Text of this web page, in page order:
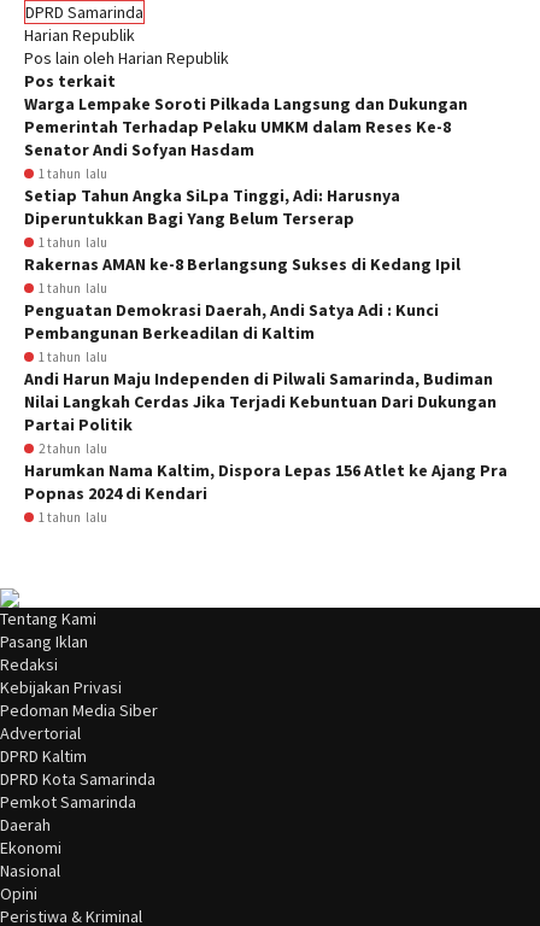
DPRD Samarinda
Harian Republik
Pos lain oleh Harian Republik
Pos terkait
Warga Lempake Soroti Pilkada Langsung dan Dukungan
Pemerintah Terhadap Pelaku UMKM dalam Reses Ke-8
Senator Andi Sofyan Hasdam
1 tahun lalu
Setiap Tahun Angka SiLpa Tinggi, Adi: Harusnya
Diperuntukkan Bagi Yang Belum Terserap
1 tahun lalu
Rakernas AMAN ke-8 Berlangsung Sukses di Kedang Ipil
1 tahun lalu
Penguatan Demokrasi Daerah, Andi Satya Adi : Kunci
Pembangunan Berkeadilan di Kaltim
1 tahun lalu
Andi Harun Maju Independen di Pilwali Samarinda, Budiman
Nilai Langkah Cerdas Jika Terjadi Kebuntuan Dari Dukungan
Partai Politik
2 tahun lalu
Harumkan Nama Kaltim, Dispora Lepas 156 Atlet ke Ajang Pra
Popnas 2024 di Kendari
1 tahun lalu
Tentang Kami
Pasang Iklan
Redaksi
Kebijakan Privasi
Pedoman Media Siber
Advertorial
DPRD Kaltim
DPRD Kota Samarinda
Pemkot Samarinda
Daerah
Ekonomi
Nasional
Opini
Peristiwa & Kriminal